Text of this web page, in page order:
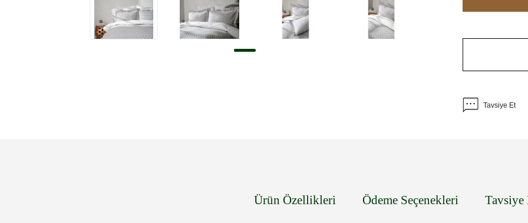
Tavsiye Et
Ürün Özellikleri Ödeme Seçenekleri Tavsiye